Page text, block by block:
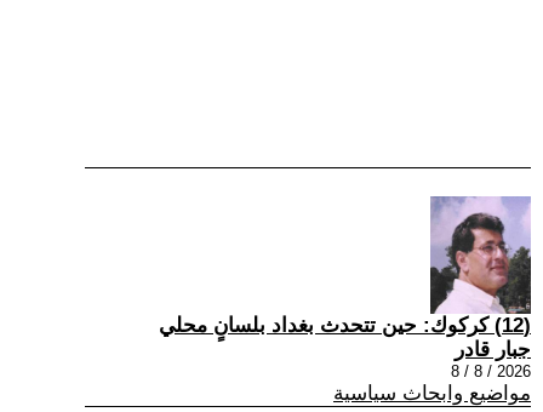
(12) كركوك: حين تتحدث بغداد بلسانٍ محلي
جبار قادر
2026 / 8 / 8
مواضيع وابحاث سياسية